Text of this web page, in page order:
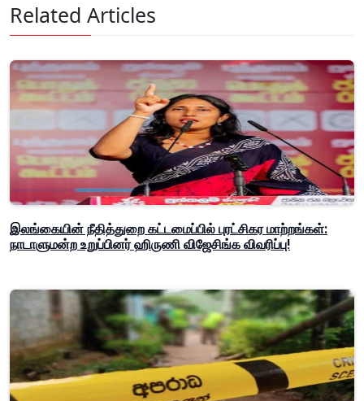
Related Articles
இலங்கையின் நீதித்துறை கட்டமைப்பில் புரட்சிகர மாற்றங்கள்:
நாடாளுமன்ற உறுப்பினர் ஹிருணி விஜேசிங்க விவரிப்பு!